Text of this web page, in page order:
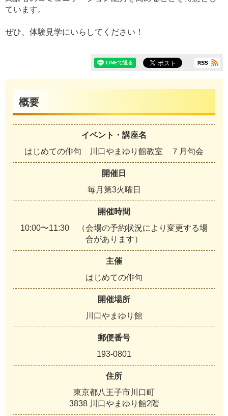
ています。
ぜひ、体験見学にいらしてください！
概要
イベント・講座名
はじめての俳句 川口やまゆり館教室 ７月句会
開催日
毎月第3火曜日
開催時間
10:00〜11:30 （会場の予約状況により変更する場
合があります）
主催
はじめての俳句
開催場所
川口やまゆり館
郵便番号
193-0801
住所
東京都八王子市川口町
3838 川口やまゆり館2階